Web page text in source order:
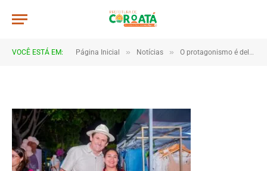
VOCÊ ESTÁ EM: Página Inicial » Notícias » O protagonismo é delas! Feira da UMEC cresce e surpreende
a048